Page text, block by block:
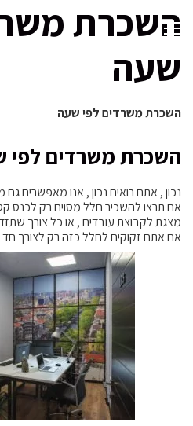
השכרת
שעה
השכרת משרדים לפי שעה
השכרת משרדים
נכון , אתם רואים נכון , אנו מאפשרים
אם תרצו להשכיר חלל מסוים רק לכנס
מצגת לקבוצת עובדים , או כל צורך
אם אתם זקוקים לחלל כזה רק לצורך חד